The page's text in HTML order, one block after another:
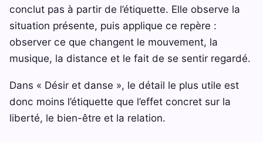
conclut pas à partir de l’étiquette. Elle observe la
situation présente, puis applique ce repère :
observer ce que changent le mouvement, la
musique, la distance et le fait de se sentir regardé.
Dans « Désir et danse », le détail le plus utile est
donc moins l’étiquette que l’effet concret sur la
liberté, le bien-être et la relation.